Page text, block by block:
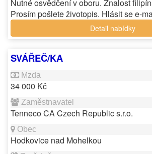
Nutné osvědčení v oboru. Znalost
Prosím pošlete životopis. Hlásit se e-
Detail nabídky
SVÁŘEČ/KA
34 000 Kč
Tenneco CA Czech Republic s.r.o.
Hodkovice nad Mohelkou